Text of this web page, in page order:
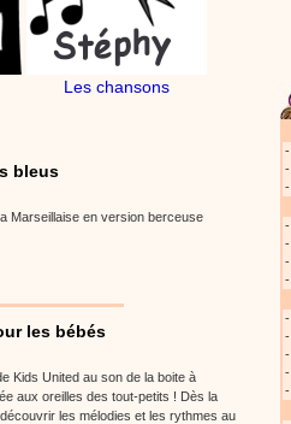
Les chansons
bleus
Marseillaise en version berceuse
les bébés
Kids United au son de la boite à
aux oreilles des tout-petits ! Dès la
les mélodies et les rythmes au
-
-
-
-
-
-
-
-
-
-
-
-